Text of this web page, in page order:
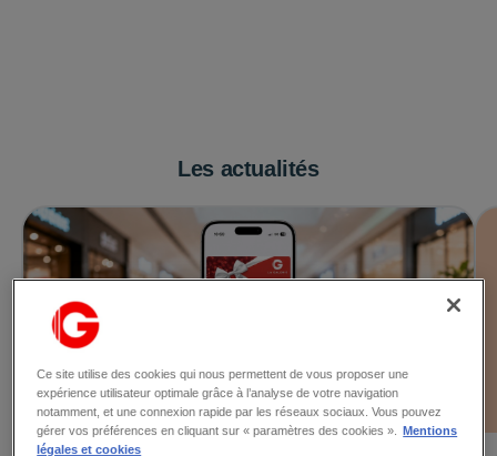
Les actualités
Ce site utilise des cookies qui nous permettent de vous proposer une
expérience utilisateur optimale grâce à l’analyse de votre navigation
notamment, et une connexion rapide par les réseaux sociaux. Vous pouvez
gérer vos préférences en cliquant sur « paramètres des cookies ».
Mentions
légales et cookies